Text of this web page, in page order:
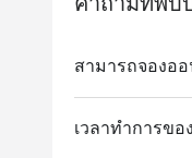
หากลูกค้ามา
ถูกต้องหาก
หากลูกค้ายั
ของการจอง
สามารถจองอ
เวลาทำการข